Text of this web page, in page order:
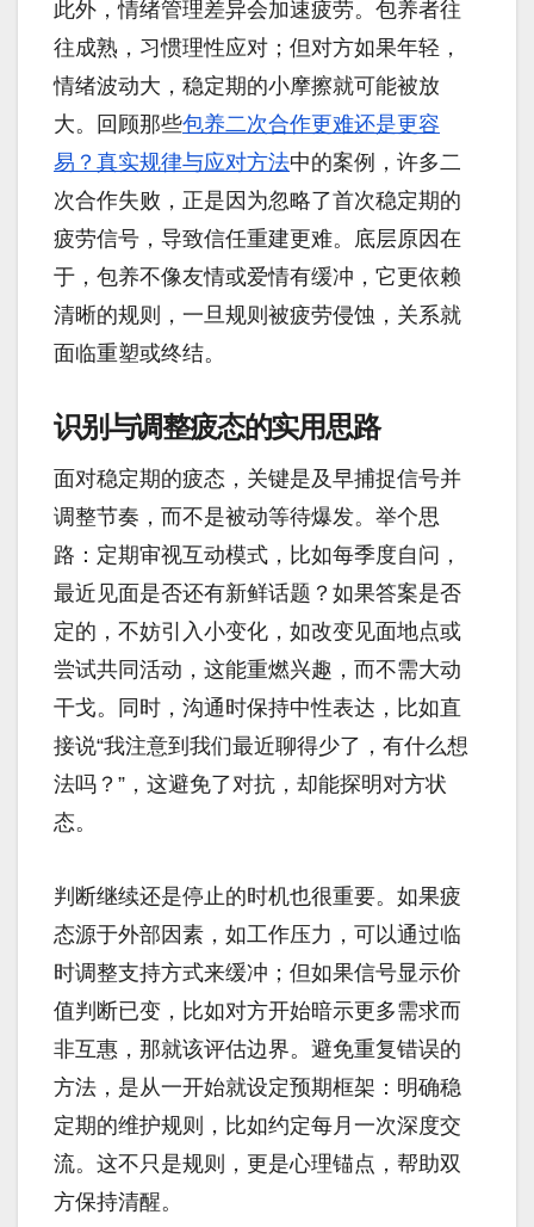
此外，情绪管理差异会加速疲劳。包养者往
往成熟，习惯理性应对；但对方如果年轻，
情绪波动大，稳定期的小摩擦就可能被放
大。回顾那些包养二次合作更难还是更容
易？真实规律与应对方法中的案例，许多二
次合作失败，正是因为忽略了首次稳定期的
疲劳信号，导致信任重建更难。底层原因在
于，包养不像友情或爱情有缓冲，它更依赖
清晰的规则，一旦规则被疲劳侵蚀，关系就
面临重塑或终结。
识别与调整疲态的实用思路
面对稳定期的疲态，关键是及早捕捉信号并
调整节奏，而不是被动等待爆发。举个思
路：定期审视互动模式，比如每季度自问，
最近见面是否还有新鲜话题？如果答案是否
定的，不妨引入小变化，如改变见面地点或
尝试共同活动，这能重燃兴趣，而不需大动
干戈。同时，沟通时保持中性表达，比如直
接说“我注意到我们最近聊得少了，有什么想
法吗？”，这避免了对抗，却能探明对方状
态。
判断继续还是停止的时机也很重要。如果疲
态源于外部因素，如工作压力，可以通过临
时调整支持方式来缓冲；但如果信号显示价
值判断已变，比如对方开始暗示更多需求而
非互惠，那就该评估边界。避免重复错误的
方法，是从一开始就设定预期框架：明确稳
定期的维护规则，比如约定每月一次深度交
流。这不只是规则，更是心理锚点，帮助双
方保持清醒。